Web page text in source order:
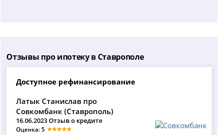
Отзывы про ипотеку в Ставрополе
Доступное рефинансирование
Латык Станислав про
Совкомбанк (Ставрополь)
16.06.2023 Отзыв о кредите
Оценка: 5